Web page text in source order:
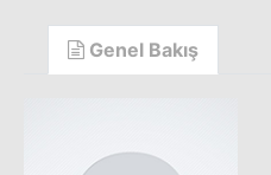
Genel Bakış